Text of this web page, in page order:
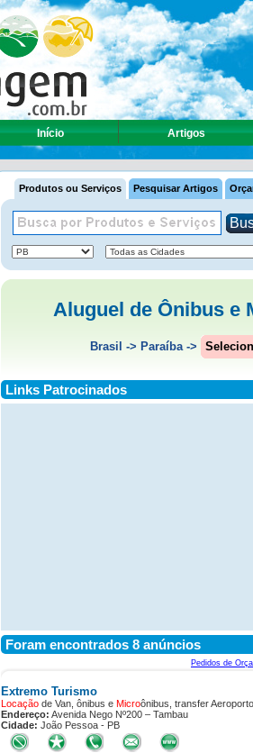
Início Artigos
Produtos ou Serviços Pesquisar Artigos
Aluguel de Ônibus e
Brasil -> Paraíba->
Links Patrocinados
Foram encontrados 8 anúncios
Pedidos de
Extremo Turismo
Locação de Van, ônibus e Microônibus, transfer
Endereço: Avenida Nego Nº200 – Tambau
Cidade: João Pessoa - PB